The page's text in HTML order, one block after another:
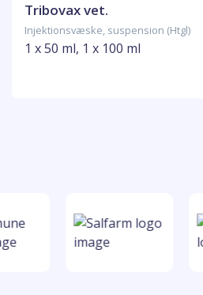
Tribovax vet.
Injektionsvæske, suspension (Htgl)
1 x 50 ml, 1 x 100 ml